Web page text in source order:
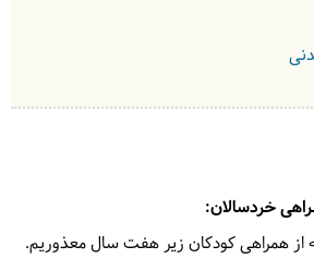
کوهستان های البرز خواهیم نشست. گشت و
روستایی و بازار سوباتان خواهیم داشت. در
محلی توسط دالاهو
ناهار در رستوران توسط
روستایی
دررستوران| به عهدهخردسالان:
از همراهی کودکان زیر هفت سال معذوریم.